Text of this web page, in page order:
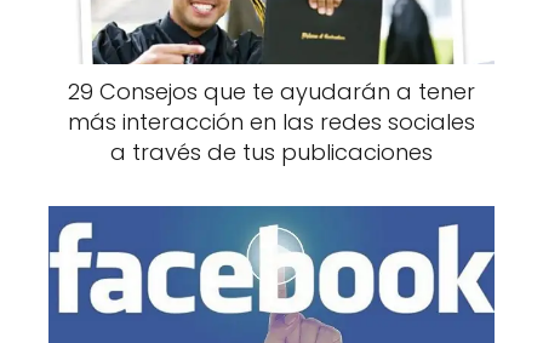
29 Consejos que te ayudarán a tener
más interacción en las redes sociales
a través de tus publicaciones